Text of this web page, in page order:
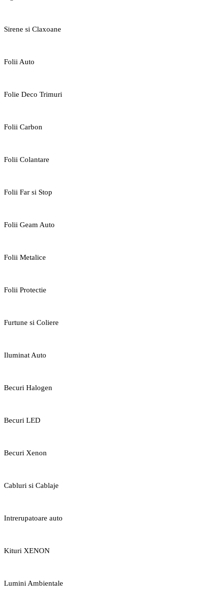
Sirene si Claxoane
Folii Auto
Folie Deco Trimuri
Folii Carbon
Folii Colantare
Folii Far si Stop
Folii Geam Auto
Folii Metalice
Folii Protectie
Furtune si Coliere
Iluminat Auto
Becuri Halogen
Becuri LED
Becuri Xenon
Cabluri si Cablaje
Intrerupatoare auto
Kituri XENON
Lumini Ambientale